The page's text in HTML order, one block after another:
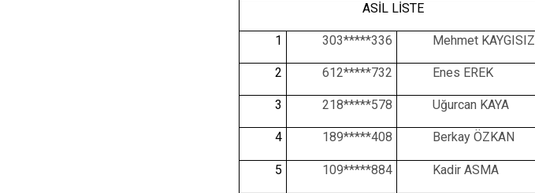
ASİL LİSTE
1 303*****336 Mehmet KAYGISIZ
2 612*****732 Enes EREK
3 218*****578 Uğurcan KAYA
4 189*****408 Berkay ÖZKAN
5 109*****884 Kadir ASMA